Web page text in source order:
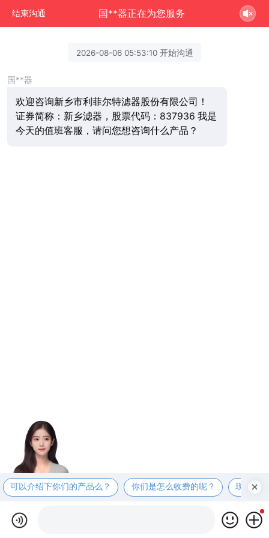
结束沟通 国**器正在为您服务
2026-08-06 05:53:10 开始沟通
国**器
欢迎咨询新乡市利菲尔特滤器股份有限公司！
证券简称：新乡滤器，股票代码：837936 我是
今天的值班客服，请问您想咨询什么产品？
可以介绍下你们的产品么？ 你们是怎么收费的呢？ 现在有